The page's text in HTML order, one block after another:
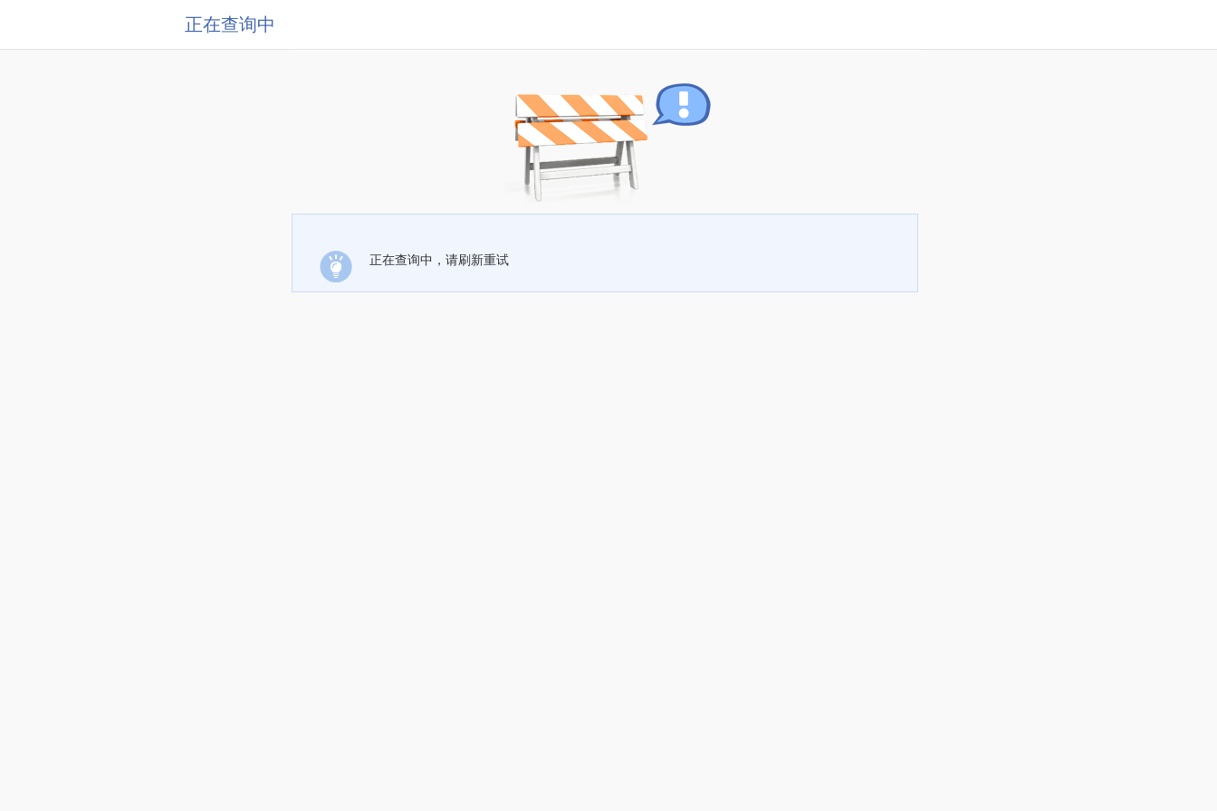
正在查询中
正在查询中，请刷新重试